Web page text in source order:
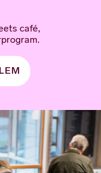
café,